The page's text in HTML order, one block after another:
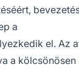
a
el. Az
a kölcsönösen